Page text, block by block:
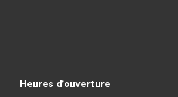
Heures d'ouverture